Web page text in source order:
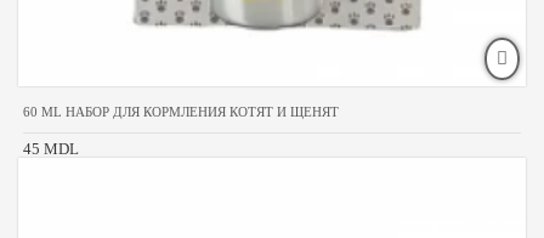
60 ML НАБОР ДЛЯ КОРМЛЕНИЯ КОТЯТ И ЩЕНЯТ
45 MDL